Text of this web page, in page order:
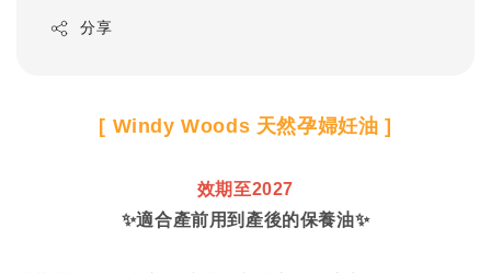
分享
[ Windy Woods 天然孕婦妊油 ]
效期至2027
✨適合產前用到產後的保養油✨